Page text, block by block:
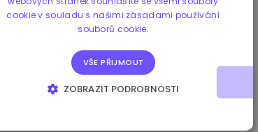
0.080659000 € -4.80% 3.2B €
cookie v souladu s našimi zásadami používání
souborů cookie.
VŠE PŘIJMOUT
ZOBRAZIT PODROBNOSTI